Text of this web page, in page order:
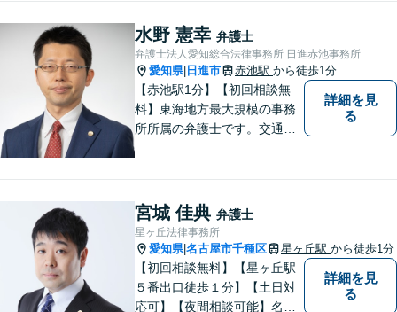
ターネット／削除請求や開示
請求、利用規約などのトラブ
ルはお任せ！相続／感情面の
納得感を重視します。
水野 憲幸 弁護士
弁護士法人愛知総合法律事務所 日進赤池事務所
愛知県| 日進市 赤池駅 から徒歩1分
【赤池駅1分】【初回相談無
料】東海地方最大規模の事務
所所属の弁護士です。交通事
談対応も行っております。ま
ずは、お気軽にお電話くださ
い。
詳細を見
る
宮城 佳典 弁護士
星ヶ丘法律事務所
愛知県|名古屋市千種区 星ヶ丘駅 から徒歩1分
【初回相談無料】【星ヶ丘駅
５番出口徒歩１分】【土日対
応可】【夜間相談可能】名古
詳細を見
る